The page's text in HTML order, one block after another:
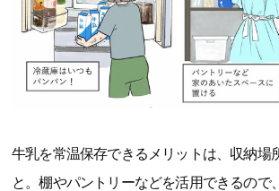
牛乳を常温保存できるメリットは、収納場
と。棚やパントリーなどを活用できるので